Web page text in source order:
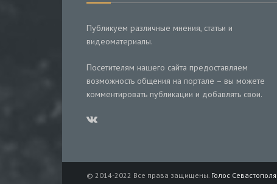
Публикуем различные мнения, статьи и
видеоматериалы.
Посетителям нашего сайта предоставляем
возможность общения на портале – вы можете
комментировать публикации и добавлять свои.
© 2014-2022 Все права защищены. Голос Севастополя